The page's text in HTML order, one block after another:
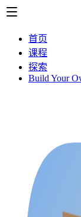
首页
课程
探索
Build Your